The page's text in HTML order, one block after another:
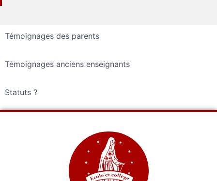
Témoignages des parents
Témoignages anciens enseignants
Statuts ?